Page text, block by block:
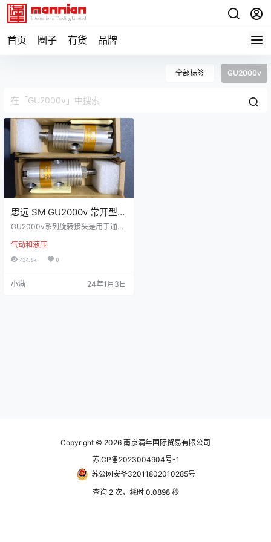
首页 圈子 有货 品牌
全部标签 GU2000v
思远 SM GU2000v 常开型中
出旋转接头
GU2000v系列旋转接头是用于通入
主轴上的一种高精度旋转接头。GU
2000v系列旋转接头有GU2000v-
标定制型GU2000v-S几种规格。G
气动和液压
434.6k 0
小满 24年1月3日
Copyright © 2026 南京满年国际贸易有限公司
苏ICP备2023004904号-1
苏公网安备32011802010285号
查询 2 次，耗时 0.0898 秒